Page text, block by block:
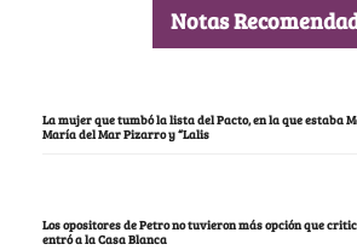
Notas
La mujer que tumbó la lista del Pacto, en la que estaba
María del Mar Pizarro y “Lalis
Los opositores de Petro no tuvieron más opción que
entró a la Casa Blanca